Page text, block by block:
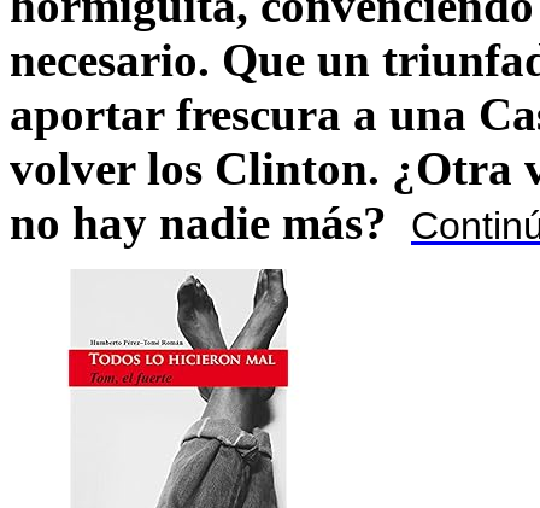
necesario. Que un
aportar frescura a una
volver los Clinton. ¿Otra
no hay nadie más?